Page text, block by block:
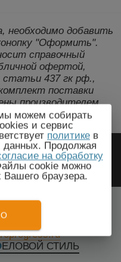
необходимо добавить
"Оформить".
справочный
офертой,
статьи 437 гк рф.,
поставки
производителем
-
оборудование
87-27
DЕЛОВОЙ СТИЛЬ
можем собирать
и сервис
политике в
данных. Продолжая
на обработку
cookie можно
Вашего браузера.